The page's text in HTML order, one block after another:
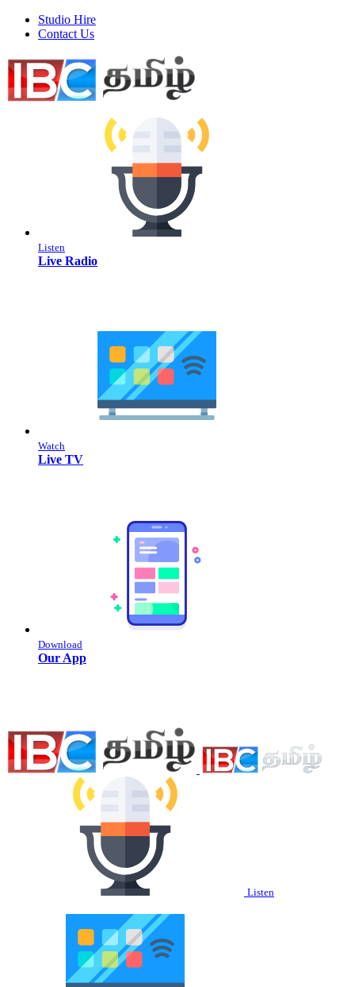
Studio Hire
Contact Us
Listen
Live Radio
Watch
Live TV
Download
Our App
Listen